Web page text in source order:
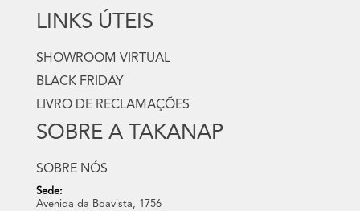
LINKS ÚTEIS
SHOWROOM VIRTUAL
BLACK FRIDAY
LIVRO DE RECLAMAÇÕES
SOBRE A TAKANAP
SOBRE NÓS
Sede:
Avenida da Boavista, 1756